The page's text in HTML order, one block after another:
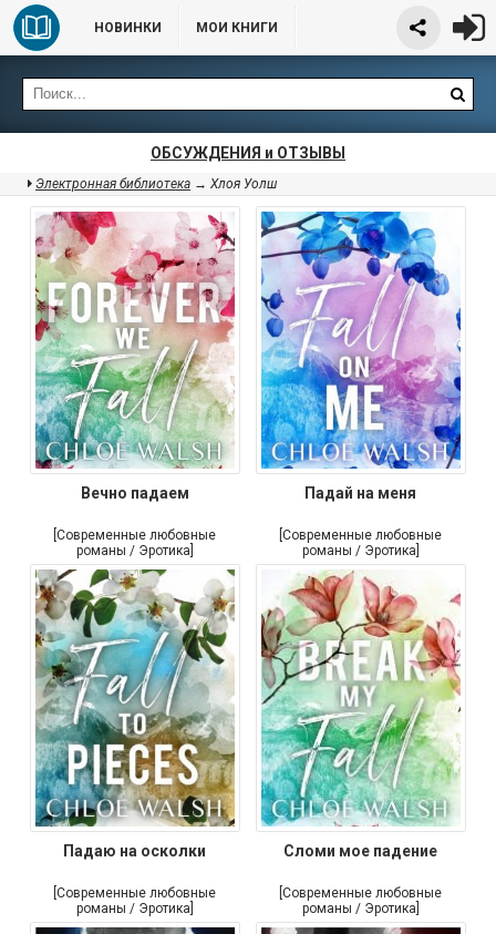
НОВИНКИ МОИ КНИГИ
ОБСУЖДЕНИЯ и ОТЗЫВЫ
Электронная библиотека → Хлоя Уолш
Вечно падаем
[Современные любовные
романы / Эротика]
Падай на меня
[Современные любовные
романы / Эротика]
Падаю на осколки
[Современные любовные
романы / Эротика]
Сломи мое падение
[Современные любовные
романы / Эротика]